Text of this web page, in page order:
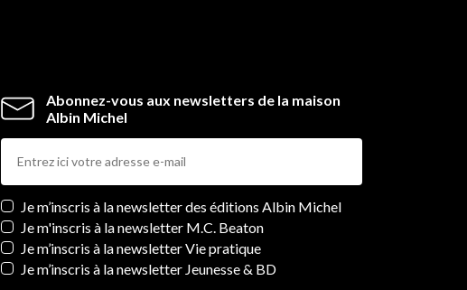
Abonnez-vous aux newsletters de la maison
Albin Michel
Newsletters
Je m’inscris à la newsletter des éditions Albin Michel
Je m'inscris à la newsletter M.C. Beaton
Je m’inscris à la newsletter Vie pratique
Je m’inscris à la newsletter Jeunesse & BD